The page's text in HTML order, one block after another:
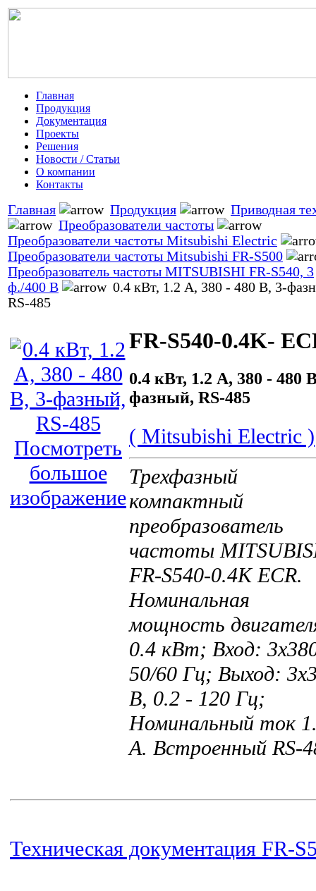
Главная
Продукция
Документация
Проекты
Решения
Новости / Статьи
О компании
Контакты
Главная Продукция
Приводная
Преобразователи частоты
Преобразователи частоты Mitsubishi Electric
Преобразователи частоты Mitsubishi FR-S500
Преобразователь частоты MITSUBISHI FR-S540, 3
ф./400 В
0.4 кВт, 1.2 А, 380 - 480 В, 3-
RS-485
Посмотреть
большое
изображение
FR-S540-0.4K-
0.4 кВт, 1.2 А, 380 - 480
фазный, RS-485
( Mitsubishi Electric )
Трехфазный
компактный
преобразователь
частоты
FR-S540-0.4K ECR.
Номинальная
мощность
0.4 кВт; Вход:
50/60 Гц; Выход:
В, 0.2 - 120 Гц;
Номинальный ток
A. Встроенный RS-
Техническая документация FR-